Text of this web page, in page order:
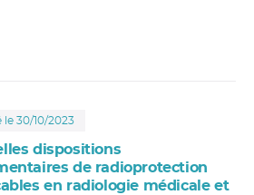
le 30/10/2023
dispositions
de radioprotection
en radiologie médicale et